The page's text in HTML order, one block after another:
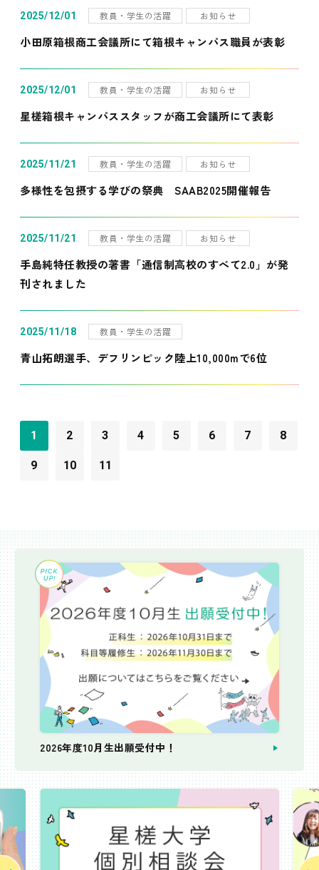
2025/12/01 教員・学生の活躍 お知らせ
小田原箱根商工会議所にて箱根キャンパス職員が表彰
2025/12/01 教員・学生の活躍 お知らせ
星槎箱根キャンパススタッフが商工会議所にて表彰
2025/11/21 教員・学生の活躍 お知らせ
多様性を包摂する学びの祭典 SAAB2025開催報告
2025/11/21 教員・学生の活躍 お知らせ
手島純特任教授の著書「通信制高校のすべて2.0」が発
刊されました
2025/11/18 教員・学生の活躍
青山拓朗選手、デフリンピック陸上10,000mで6位
1 2 3 4 5 6 7 8
9 10 11
2026年度10月生出願受付中！